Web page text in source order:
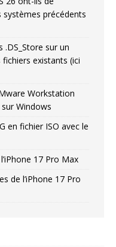
précédents
.DS_Store sur un
existants (ici
Workstation
Windows
en fichier ISO avec le
17 Pro Max
de l’iPhone 17 Pro